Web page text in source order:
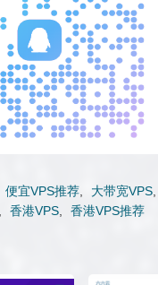
便宜VPS推荐, 大带宽VPS,
香港VPS, 香港VPS推荐